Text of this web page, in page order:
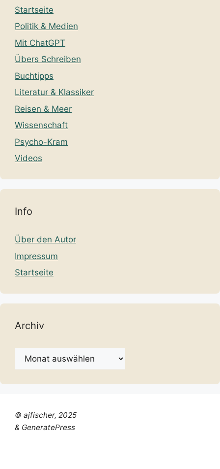
Startseite
Politik & Medien
Mit ChatGPT
Übers Schreiben
Buchtipps
Literatur & Klassiker
Reisen & Meer
Wissenschaft
Psycho-Kram
Videos
Info
Über den Autor
Impressum
Startseite
Archiv
Archiv
© ajfischer, 2025
& GeneratePress